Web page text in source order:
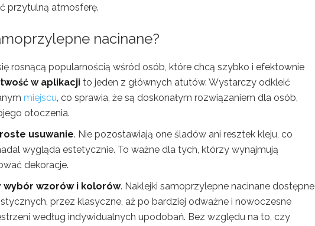
przytulną atmosferę.
nacinane?
rosnącą popularnością wśród osób, które chcą szybko i efektownie
w aplikacji to jeden z głównych atutów. Wystarczy odkleić
miejscu, co sprawia, że są doskonałym rozwiązaniem dla osób,
otoczenia.
usuwanie. Nie pozostawiają one śladów ani resztek kleju, co
wygląda estetycznie. To ważne dla tych, którzy wynajmują
dekoracje.
wybór wzorów i kolorów. Naklejki samoprzylepne nacinane dostępne
przez klasyczne, aż po bardziej odważne i nowoczesne
według indywidualnych upodobań. Bez względu na to, czy